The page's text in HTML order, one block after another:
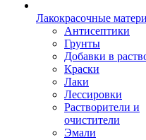
Лакокрасочные
Антисептики
Грунты
Добавки в
Краски
Лаки
Лессировки
Растворители и
очистители
Эмали